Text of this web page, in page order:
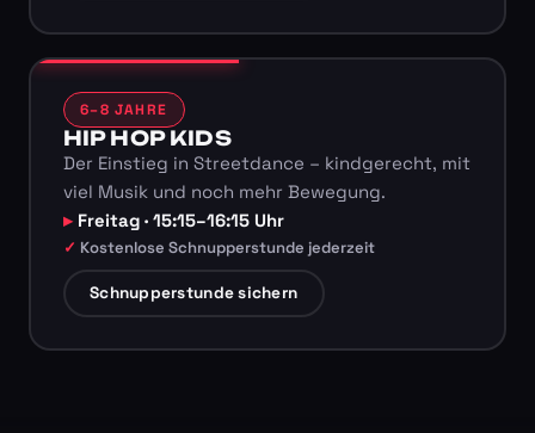
6–8 JAHRE
HIP HOP KIDS
Der Einstieg in Streetdance – kindgerecht, mit
viel Musik und noch mehr Bewegung.
Freitag · 15:15–16:15 Uhr
Kostenlose Schnupperstunde jederzeit
Schnupperstunde sichern